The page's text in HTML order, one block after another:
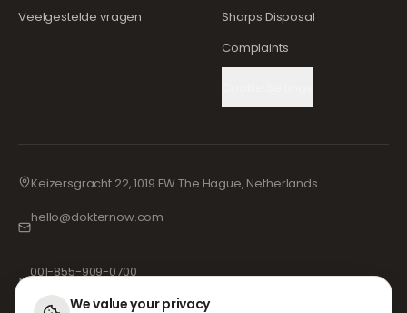
Veelgestelde vragen
Sharps Disposal
Complaints
Keizersgracht 22, 1019 EW The Hague, Netherlands
hello@dokternow.com
📞
001-855-909-0700
We value your privacy